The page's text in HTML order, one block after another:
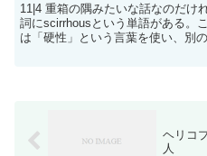
11|4 重箱の隅みたいな話なのだけ
詞にscirrhousという単語がある。
は「硬性」という言葉を使い、別
ヘリコ
人